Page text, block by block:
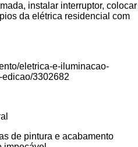
instalar interruptor, colocar
da elétrica residencial com
eletrica-e-iluminacao-
3302682
de pintura e acabamento